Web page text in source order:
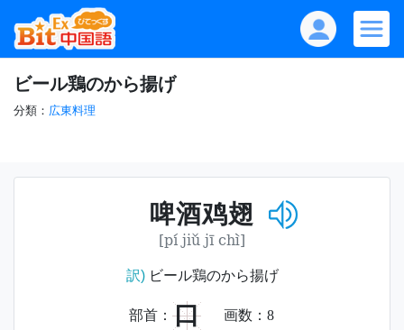
ビール鶏のから揚げ
分類： 広東料理
啤酒鸡翅
[pí jiǔ jī chì]
訳)ビール鶏のから揚げ
部首： 口 画数： 8